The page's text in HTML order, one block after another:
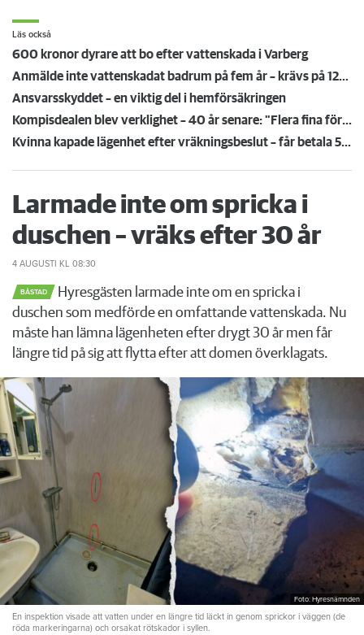
Läs också
600 kronor dyrare att bo efter vattenskada i Varberg
Anmälde inte vattenskadat badrum på fem år – krävs på 125 000 kronor
Ansvarsskyddet – en viktig del i hemförsäkringen
Kompisdealen blev verklighet – 40 år senare: "Flera fina fördelar med att dela bostad"
Kvinna kapade lägenhet efter vräkningsbeslut – får betala 50 000
Larmade inte om spricka i
duschen – vräks efter 30 år
4 AUGUSTI KL 08:30
BÅSTAD
Hyresgästen larmade inte om en spricka i
duschen som medförde en omfattande vattenskada. Nu
måste han lämna lägenheten efter drygt 30 år men får
längre tid på sig att flytta efter att domen överklagats.
Foto: Hyresnämnden
En inspektion visade att vatten under en längre tid läckt in genom sprickor i väggen (de
röda markeringarna) och orsakat rötskador i syllen.